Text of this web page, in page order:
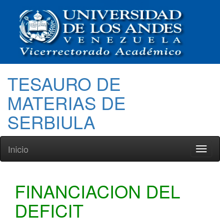
TESAURO DE
MATERIAS DE
SERBIULA
Inicio
FINANCIACION DEL
DEFICIT